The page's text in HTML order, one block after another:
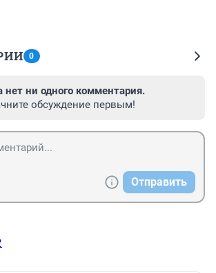
0
нет ни одного комментария.
обсуждение первым!
Отправить